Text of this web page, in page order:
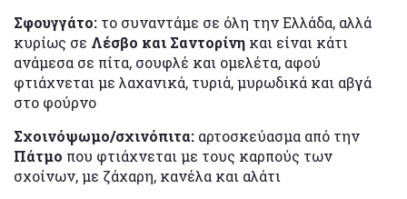
Σφουγγάτο: το συναντάμε σε όλη την Ελλάδα, αλλά
κυρίως σε Λέσβο και Σαντορίνη και είναι κάτι
ανάμεσα σε πίτα, σουφλέ και ομελέτα, αφού
φτιάχνεται με λαχανικά, τυριά, μυρωδικά και αβγά
στο φούρνο
Σχοινόψωμο/σχινόπιτα: αρτοσκεύασμα από την
Πάτμο που φτιάχνεται με τους καρπούς των
σχοίνων, με ζάχαρη, κανέλα και αλάτι